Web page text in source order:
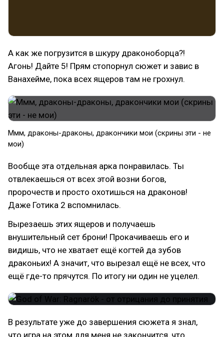
А как же погрузится в шкуру драконоборца?!
Агонь! Дайте 5! Прям стопорнул сюжет и завис в
Ванахейме, пока всех ящеров там не грохнул.
Ммм, драконы-драконы, дракончики мои (скрины эти - не
мои)
Вообще эта отдельная арка понравилась. Ты
отвлекаешься от всех этой возни богов,
пророчеств и просто охотишься на драконов!
Даже Готика 2 вспомнилась.
Вырезаешь этих ящеров и получаешь
внушительный сет брони! Прокачиваешь его и
видишь, что не хватает ещё когтей да зубов
драконьих! А значит, что вырезал ещё не всех, что
ещё где-то прячутся. По итогу ни один не уцелел.
В результате уже до завершения сюжета я знал,
что игра на этом для меня не закончится, что